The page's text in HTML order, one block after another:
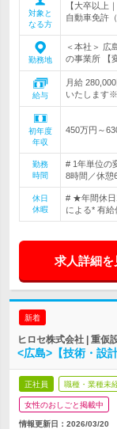
対象と
なる方
【大卒以上
自動車免許
勤務地
＜本社＞ 広
の事業所 【
給与
月給
いたします※
初年度
年収
450万円～
勤務
時間
# 1年単位の
8時間／休
休日
休暇
# ★年間休
による* 有
求人詳細を
新着
ヒロセ株式会社 | 重
<広島>【技術・設
正社員 職種・業種未
女性のおしごと掲載中
情報更新日：2026/03/20